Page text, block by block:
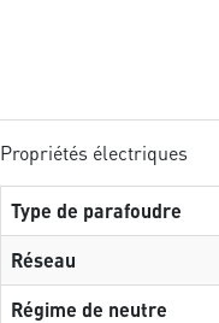
Propriétés électriques
Type de parafoudre
Réseau
Régime de neutre